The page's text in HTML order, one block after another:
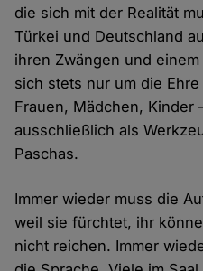
die sich mit der Realität
Türkei und Deutschland
ihren Zwängen und
sich stets nur um die
Frauen, Mädchen, Kinder
ausschließlich als
Paschas.
Immer wieder muss die
weil sie fürchtet, ihr
nicht reichen. Immer